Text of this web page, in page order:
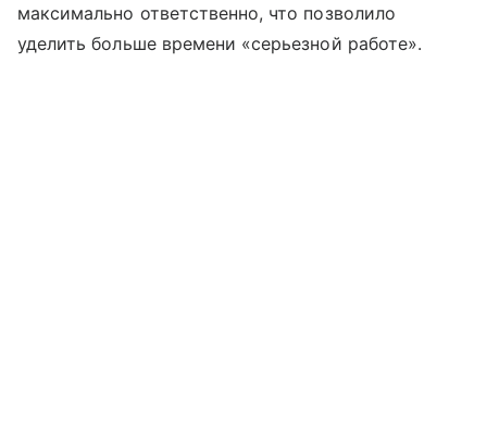
максимально ответственно, что позволило
уделить больше времени «серьезной работе».